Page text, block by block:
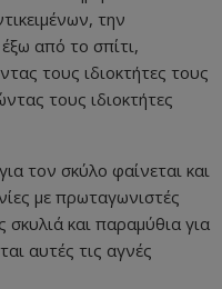
την
από το σπίτι,
τους ιδιοκτήτες τους
τους ιδιοκτήτες
τον σκύλο φαίνεται και
με πρωταγωνιστές
σκυλιά και παραμύθια για
αυτές τις αγνές